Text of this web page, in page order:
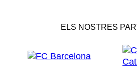
ELS NOSTRES